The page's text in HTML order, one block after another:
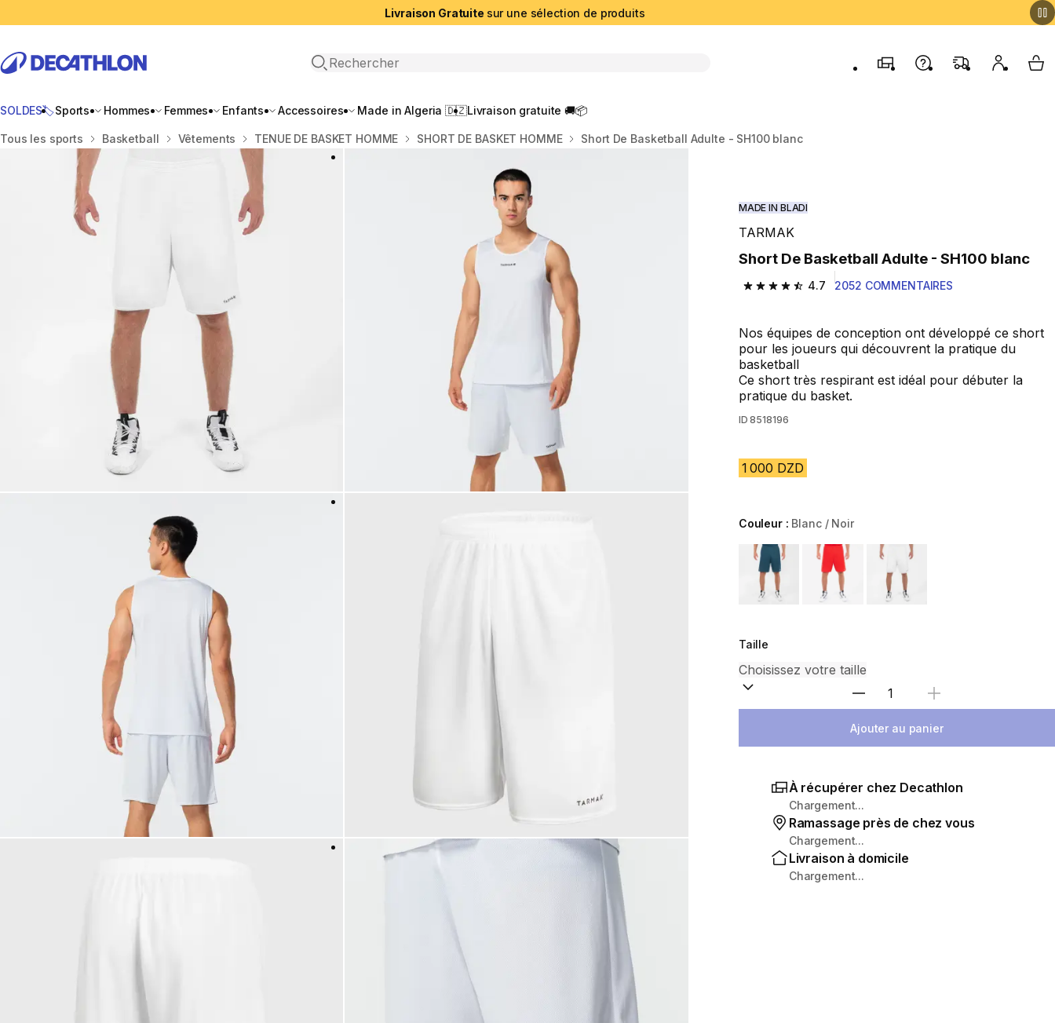
Livraison Gratuite sur une sélection de produits
Recherche ouverte
MagasinsContactez-nous
FAQ Mon My
SOLDES🏷️Sports Hommes Femmes Enfants Accessoires Made in Algeria 🇩🇿Livraison gratuite 🚚📦
Accueil
Tous les sports Basketball Vêtements TENUE DE BASKET HOMME SHORT DE BASKET HOMME Short De Basketball Adulte - SH100 blanc
MADE IN BLADI
TARMAK
Short De Basketball Adulte - SH100 blanc
4.7
4.7 out of 5 stars from 2052 reviews
2052 COMMENTAIRES
Nos équipes de conception ont développé ce short
pour les joueurs qui découvrent la pratique du
basketball
Ce short très respirant est idéal pour débuter la
pratique du basket.
ID 8518196
1 000 DZD
Couleur : Blanc / Noir
Choose a variant
Taille
Sélectionnez la quantité
Ajouter au panier
À récupérer chez Decathlon
Chargement...
Ramassage près de chez vous
Chargement...
Livraison à domicile
Chargement...